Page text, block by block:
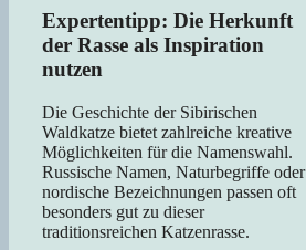
Expertentipp: Die Herkunft
der Rasse als Inspiration
nutzen
Die Geschichte der Sibirischen
Waldkatze bietet zahlreiche kreative
Möglichkeiten für die Namenswahl.
Russische Namen, Naturbegriffe oder
nordische Bezeichnungen passen oft
besonders gut zu dieser
traditionsreichen Katzenrasse.